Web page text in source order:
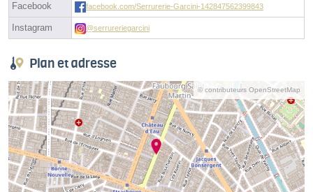
Facebook facebook.com/Serrurerie-Garcini-142847562399843
Instagram @serrureriegarcini
Plan et adresse
© contributeurs OpenStreetMap